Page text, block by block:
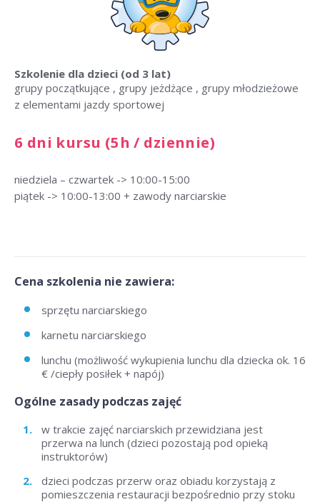
Szkolenie dla dzieci (od 3 lat)
grupy początkujące , grupy jeżdżące , grupy młodzieżowe
z elementami jazdy sportowej
6 dni kursu (5h / dziennie)
niedziela – czwartek -> 10:00-15:00
piątek -> 10:00-13:00 + zawody narciarskie
Cena szkolenia nie zawiera:
sprzętu narciarskiego
karnetu narciarskiego
lunchu (możliwość wykupienia lunchu dla dziecka ok. 16
€ /ciepły posiłek + napój)
Ogólne zasady podczas zajęć
w trakcie zajęć narciarskich przewidziana jest
przerwa na lunch (dzieci pozostają pod opieką
instruktorów)
dzieci podczas przerw oraz obiadu korzystają z
pomieszczenia restauracji bezpośrednio przy stoku